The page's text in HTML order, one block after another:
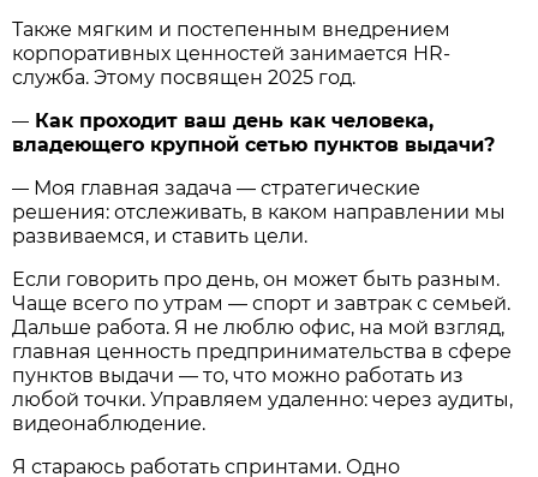
Также мягким и постепенным внедрением
корпоративных ценностей занимается HR-
служба. Этому посвящен 2025 год.
— Как проходит ваш день как человека,
владеющего крупной сетью пунктов выдачи?
— Моя главная задача — стратегические
решения: отслеживать, в каком направлении мы
развиваемся, и ставить цели.
Если говорить про день, он может быть разным.
Чаще всего по утрам — спорт и завтрак с семьей.
Дальше работа. Я не люблю офис, на мой взгляд,
главная ценность предпринимательства в сфере
пунктов выдачи — то, что можно работать из
любой точки. Управляем удаленно: через аудиты,
видеонаблюдение.
Я стараюсь работать спринтами. Одно